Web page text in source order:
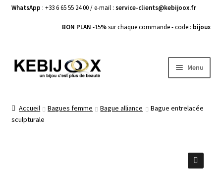
WhatsApp : +33 6 65 55 24 00 / e-mail : service-clients@kebijoox.fr
BON PLAN -15%sur chaque commande - code : bijoux
Aller
à
Aller
au
Menu
Boucles d’Oreilles
Accueil Bagues femme Bague alliance
Bague entrelacée
sculpturale